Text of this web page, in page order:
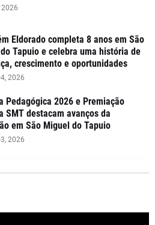
Eldorado completa 8 anos em São
Tapuio e celebra uma história de
crescimento e oportunidades
2026
Pedagógica 2026 e Premiação
SMT destacam avanços da
em São Miguel do Tapuio
2026